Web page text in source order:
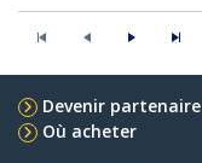
Devenir partenaire
Où acheter